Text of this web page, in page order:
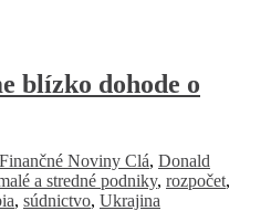
blízko dohode o
Finančné Noviny Clá, Donald
a stredné podniky, rozpočet,
, súdnictvo, Ukrajina